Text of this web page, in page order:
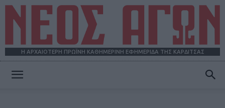
Η ΑΡΧΑΙΟΤΕΡΗ ΠΡΩΪΝΗ ΚΑΘΗΜΕΡΙΝΗ ΕΦΗΜΕΡΙΔΑ ΤΗΣ ΚΑΡΔΙΤΣΑΣ